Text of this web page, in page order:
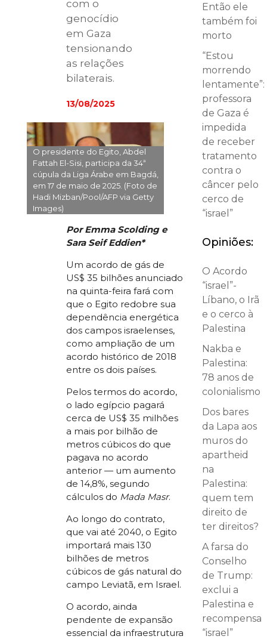
com o
genocídio
em Gaza
tensionando
as relações
bilaterais.
13/08/2025
O presidente do Egito, Abdel
Fattah El-Sisi, participa da 34ª
cúpula da Liga Árabe em Bagdá,
em 17 de maio de 2025. (Foto de
Hadi Mizban/Pool/AFP via Getty
Images)
Por Emma Scolding e
Sara Seif Eddien*
Um acordo de gás de
US$ 35 bilhões anunciado
na quinta-feira fará com
que o Egito redobre sua
dependência energética
dos campos israelenses,
como ampliação de um
acordo histórico de 2018
entre os dois países.
Pelos termos do acordo,
o lado egípcio pagará
cerca de US$ 35 milhões
a mais por bilhão de
metros cúbicos do que
pagava no acordo
anterior — um aumento
de 14,8%, segundo
cálculos do Mada Masr.
Ao longo do contrato,
que vai até 2040, o Egito
importará mais 130
bilhões de metros
cúbicos de gás natural do
campo Leviatã, em Israel.
O acordo, ainda
pendente de expansão
essencial da infraestrutura
Então ele
também foi
morto
“Estou
morrendo
lentamente”:
professora
de Gaza é
impedida
de receber
tratamento
contra o
câncer pelo
cerco de
“israel”
Opiniões:
O Acordo
“israel”-
Líbano, o Irã
e o cerco à
Palestina
Nakba e
Palestina:
78 anos de
colonialismo
Dos bares
da Lapa aos
muros do
apartheid
na
Palestina:
quem tem
direito de
ter direitos?
A farsa do
Conselho
de Trump:
exclui a
Palestina e
recompensa
“israel”